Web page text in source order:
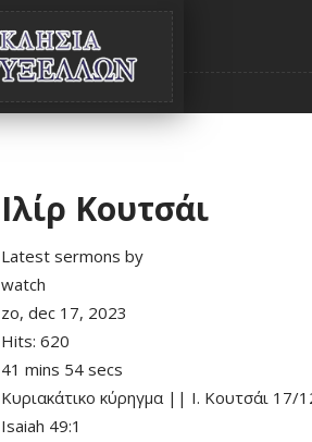
Ιλίρ Κουτσάι
Latest sermons by
watch
zo, dec 17, 2023
Hits: 620
41 mins 54 secs
Κυριακάτικο κύρηγμα || Ι. Κουτσάι 17/
Isaiah 49:1